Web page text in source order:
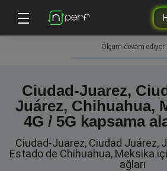
Ölçüm devam ediyor
Ciudad-Juarez,
Juárez, Chihuahua,
4G / 5G kapsama
Ciudad-Juarez, Ciudad Juárez,
Estado de Chihuahua, Meksika
ağları